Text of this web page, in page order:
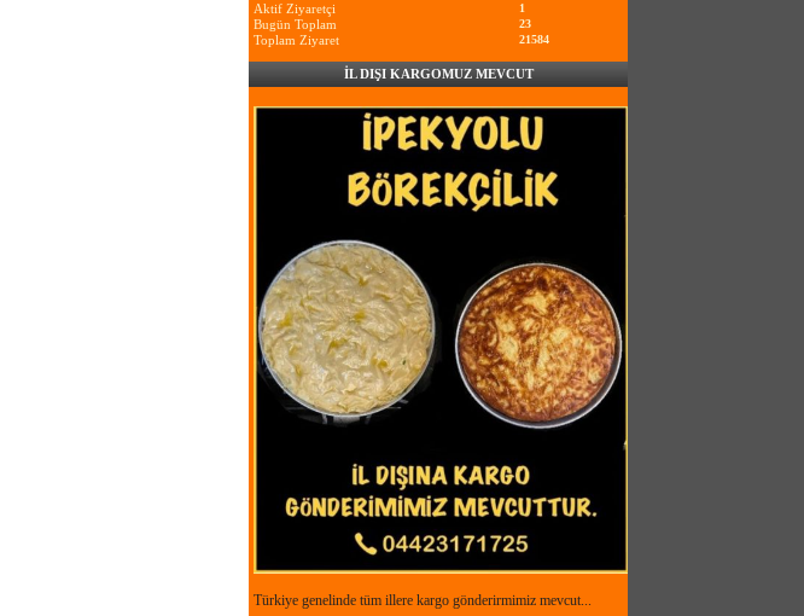
Aktif Ziyaretçi
1
Bugün Toplam 23
Toplam Ziyaret 21584
İL DIŞI KARGOMUZ MEVCUT
Türkiye genelinde tüm illere kargo gönderirmimiz mevcut...